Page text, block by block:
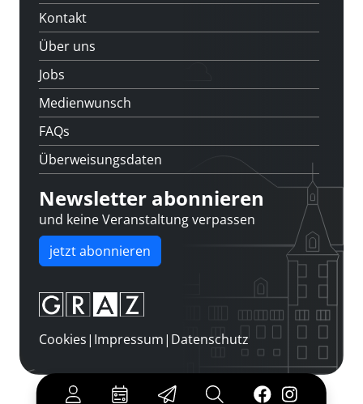
Kontakt
Über uns
Jobs
Medienwunsch
FAQs
Überweisungsdaten
Newsletter abonnieren
und keine Veranstaltung verpassen
jetzt abonnieren
Cookies| Impressum| Datenschutz